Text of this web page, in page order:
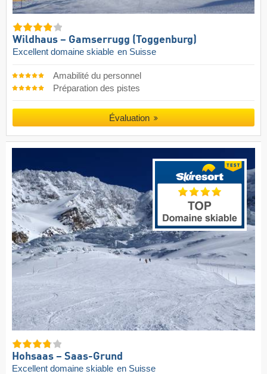
Wildhaus – Gamserrugg (Toggenburg)
Excellent domaine skiable en Suisse
Amabilité du personnel
Préparation des pistes
Évaluation
Hohsaas – Saas-Grund
Excellent domaine skiable en Suisse